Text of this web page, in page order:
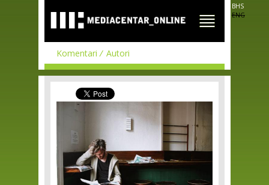
main
content
BHS
ENG
Komentari Autori